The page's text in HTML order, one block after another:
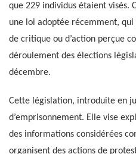
que 229 individus étaient visés.
une loi adoptée récemment,
de critique ou d’action perçue
déroulement des élections
décembre.
Cette législation, introduite en
d’emprisonnement. Elle vise
des informations considérées
organisent des actions de